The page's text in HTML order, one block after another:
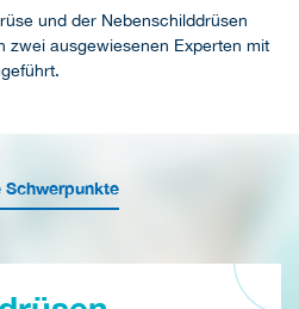
und der Nebenschilddrüsen
zwei ausgewiesenen Experten mit
Schwerpunkte